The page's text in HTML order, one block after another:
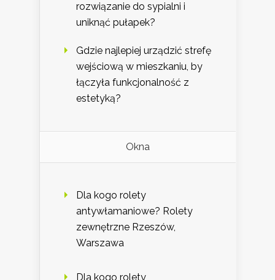
rozwiązanie do sypialni i
uniknąć pułapek?
Gdzie najlepiej urządzić strefę
wejściową w mieszkaniu, by
łączyła funkcjonalność z
estetyką?
Okna
Dla kogo rolety
antywłamaniowe? Rolety
zewnętrzne Rzeszów,
Warszawa
Dla kogo rolety